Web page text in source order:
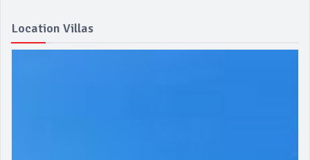
Location Villas